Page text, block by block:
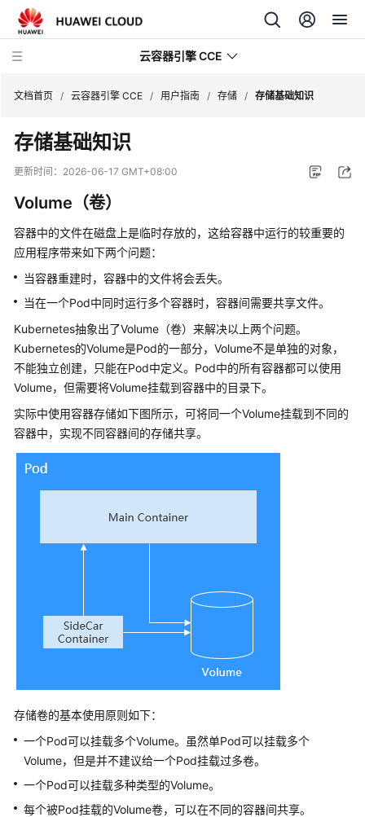
云容器引擎 CCE
新
动
态
服
务
告
产
品
介
绍
计
Kubernetes
门
用
指
南
文档首页 / 云容器引擎 CCE / 用户指南 / 存储 / 存储基础知识
存储基础知识
更新时间： 2026-06-17 GMT+08:00
Volume（卷）
容器中的文件在磁盘上是临时存放的，这给容器中运行的较重要的
应用程序带来如下两个问题：
当容器重建时，容器中的文件将会丢失。
当在一个Pod中同时运行多个容器时，容器间需要共享文件。
Kubernetes抽象出了Volume（卷）来解决以上两个问题。
Kubernetes的Volume是Pod的一部分，Volume不是单独的对象，
不能独立创建，只能在Pod中定义。Pod中的所有容器都可以使用
Volume，但需要将Volume挂载到容器中的目录下。
实际中使用容器存储如下图所示，可将同一个Volume挂载到不同的
容器中，实现不同容器间的存储共享。
存储卷的基本使用原则如下：
一个Pod可以挂载多个Volume。虽然单Pod可以挂载多个
Volume，但是并不建议给一个Pod挂载过多卷。
一个Pod可以挂载多种类型的Volume。
每个被Pod挂载的Volume卷，可以在不同的容器间共享。